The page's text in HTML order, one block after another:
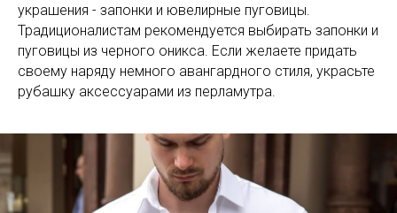
украшения - запонки и ювелирные пуговицы.
Традиционалистам рекомендуется выбирать запонки и
пуговицы из черного оникса. Если желаете придать
своему наряду немного авангардного стиля, украсьте
рубашку аксессуарами из перламутра.